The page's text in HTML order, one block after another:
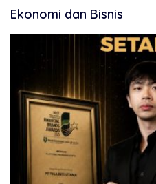
Ekonomi dan Bisnis